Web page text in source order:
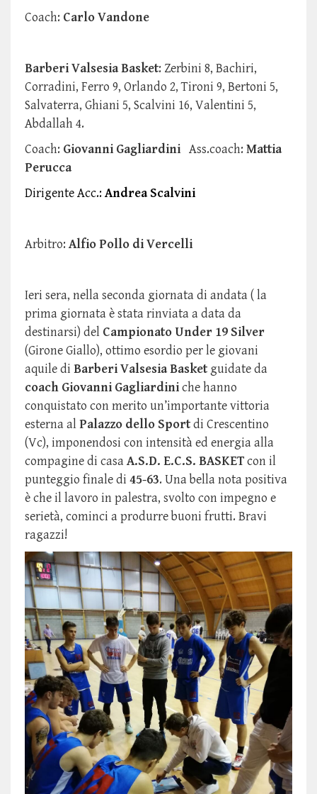
Coach: Carlo Vandone
Barberi Valsesia Basket: Zerbini 8, Bachiri,
Corradini, Ferro 9, Orlando 2, Tironi 9, Bertoni 5,
Salvaterra, Ghiani 5, Scalvini 16, Valentini 5,
Abdallah 4.
Coach: Giovanni Gagliardini Ass.coach: Mattia
Perucca
Dirigente Acc.: Andrea Scalvini
Arbitro: Alfio Pollo di Vercelli
Ieri sera, nella seconda giornata di andata ( la
prima giornata è stata rinviata a data da
destinarsi) del Campionato Under 19 Silver
(Girone Giallo), ottimo esordio per le giovani
aquile di Barberi Valsesia Basket guidate da
coach Giovanni Gagliardinichehanno
conquistato con merito un’importante vittoria
esterna alPalazzo dello Sportdi Crescentino
(Vc), imponendosi con intensità ed energia alla
compagine di casaA.S.D. E.C.S. BASKETcon il
punteggio finale di 45-63. Una bella nota positiva
è che il lavoro in palestra, svolto con impegno e
serietà, cominci a produrre buoni frutti. Bravi
ragazzi!